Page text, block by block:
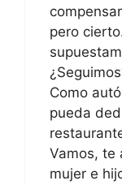
pero
Como
pueda
Vamos, te
mujer e